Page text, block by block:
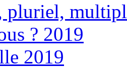
pluriel,
? 2019
2019